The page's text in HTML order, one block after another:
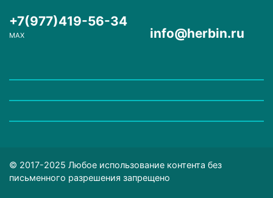
+7(977)419-56-34
MAX info@herbin.ru
© 2017-2025 Любое использование контента без
письменного разрешения запрещено